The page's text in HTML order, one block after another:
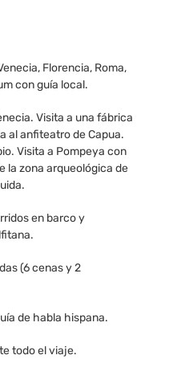
Florencia, Roma,
con guía local.
Visita a una fábrica
al anfiteatro de Capua.
Visita a Pompeya con
la zona arqueológica de
en barco y
(6 cenas y 2
de habla hispana.
todo el viaje.